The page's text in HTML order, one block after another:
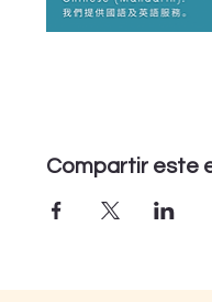
Compartir este